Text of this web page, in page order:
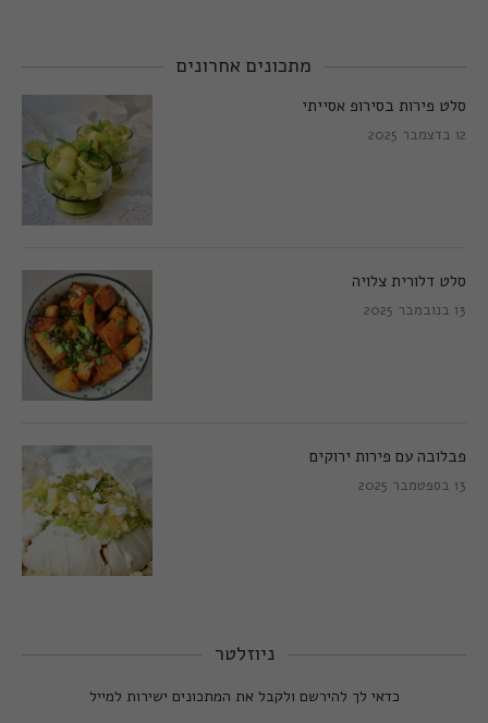
מתכונים אחרונים
סלט פירות בסירופ אסייתי
12 בדצמבר 2025
סלט דלורית צלויה
13 בנובמבר 2025
פבלובה עם פירות ירוקים
13 בספטמבר 2025
ניוזלטר
כדאי לך להירשם ולקבל את המתכונים ישירות למייל